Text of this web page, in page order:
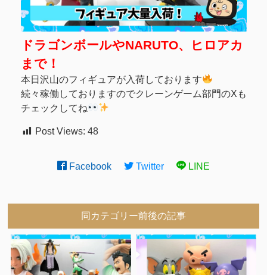
ドラゴンボールやNARUTO、ヒロアカ
まで！
本日沢山のフィギュアが入荷しております
続々稼働しておりますのでクレーンゲーム部門のXも
チェックしてね
Post Views: 48
Facebook Twitter LINE
同カテゴリー前後の記事